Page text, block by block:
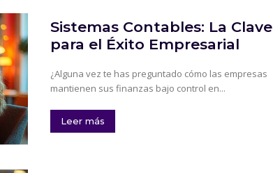
Sistemas Contables: La Clave
para el Éxito Empresarial
¿Alguna vez te has preguntado cómo las empresas
mantienen sus finanzas bajo control en...
Leer más